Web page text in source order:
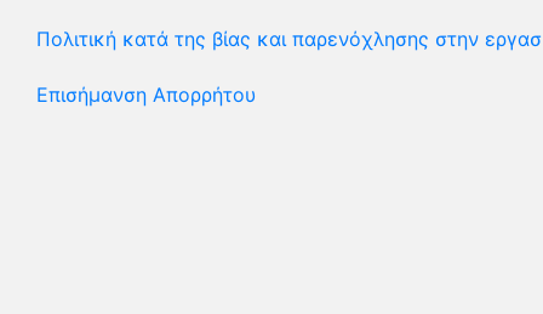
Πολιτική κατά της βίας και παρενόχλησης στην
Επισήμανση Απορρήτου